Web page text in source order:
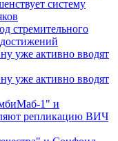
систему
уже активно вводят
уже активно вводят
1" и
репликацию ВИЧ